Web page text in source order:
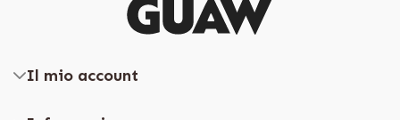
Il mio account